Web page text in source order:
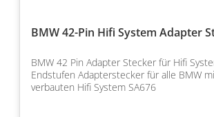
BMW 42-Pin Hifi System Adapter
BMW 42 Pin Adapter Stecker für Hifi
Endstufen Adapterstecker für alle BMW
verbauten Hifi System SA676